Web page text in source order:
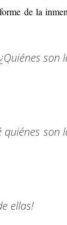
de la
¿Quiénes son
quiénes son
ellas!